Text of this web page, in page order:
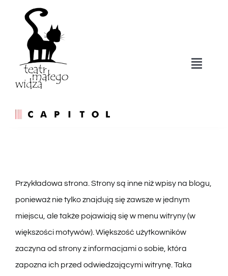
zawartości
Toggle
Kontakt
Przykładowa strona. Strony są inne niż wpisy na blogu,
ponieważ nie tylko znajdują się zawsze w jednym
miejscu, ale także pojawiają się w menu witryny (w
większości motywów). Większość użytkowników
zaczyna od strony z informacjami o sobie, która
zapozna ich przed odwiedzającymi witrynę. Taka